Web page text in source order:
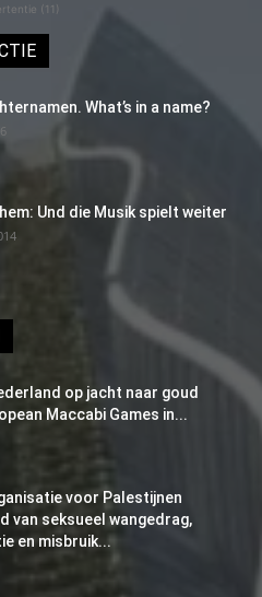
(11)
What’s in a name?
Und die Musik spielt weiter
op jacht naar goud
Maccabi Games in...
voor Palestijnen
van seksueel wangedrag,
en misbruik...